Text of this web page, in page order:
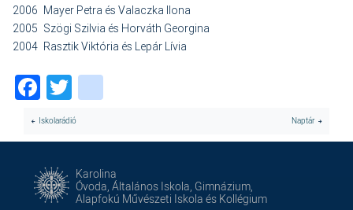
2006 Mayer Petra és Valaczka Ilona
2005 Szögi Szilvia és Horváth Georgina
2004 Rasztik Viktória és Lepár Lívia
Facebook
Twitter
Iskolarádió Naptár
Karolina
Óvoda, Általános Iskola, Gimnázium,
Alapfokú Művészeti Iskola és Kollégium